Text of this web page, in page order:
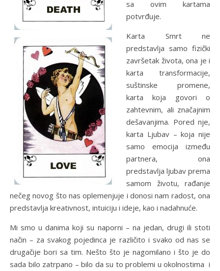
sa ovim kartama
potvrđuje.
Karta Smrt ne
predstavlja samo fizički
završetak života, ona je i
karta transformacije,
suštinske promene,
karta koja govori o
zahtevnim, ali značajnim
dešavanjima. Pored nje,
karta Ljubav – koja nije
samo emocija između
partnera, ona
predstavlja ljubav prema
samom životu, rađanje
nečeg novog što nas oplemenjuje i donosi nam radost, ona
predstavlja kreativnost, intuiciju i ideje, kao i nadahnuće.
Mi smo u danima koji su naporni – na jedan, drugi ili stoti
način – za svakog pojedinca je različito i svako od nas se
drugačije bori sa tim. Nešto što je nagomilano i što je do
sada bilo zatrpano – bilo da su to problemi u okolnostima i